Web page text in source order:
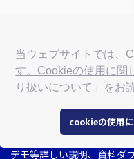
当ウェブサイトでは、
す。Cookieの使用に関
り扱いについて」をお
cookieの使用に
お問
デモ等詳しい説明、資料ダ